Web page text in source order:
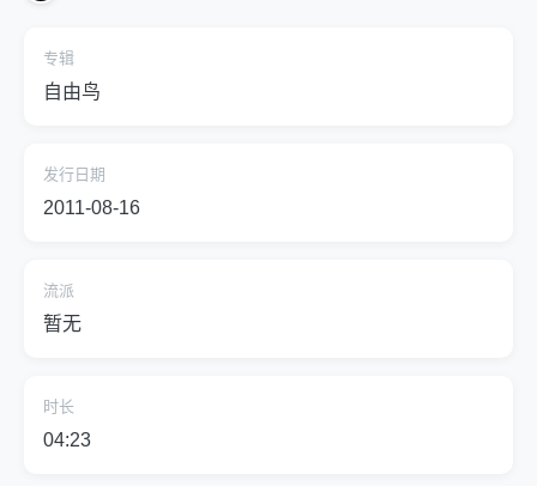
专辑
自由鸟
发行日期
2011-08-16
流派
暂无
时长
04:23